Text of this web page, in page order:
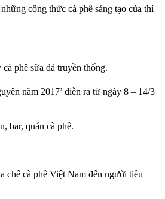
công thức cà phê sáng tạo của thí
phê sữa đá truyền thống.
năm 2017’ diễn ra từ ngày 8 – 14/3
bar, quán cà phê.
chế cà phê Việt Nam đến người tiêu